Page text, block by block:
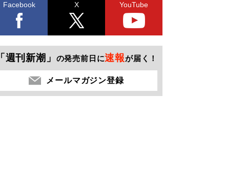
Facebook X YouTube
「週刊新潮」 の発売前日に速報が届く！
メールマガジン登録